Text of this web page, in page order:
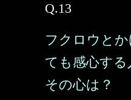
Q.13
フクロウと
ても感心する
その心は？